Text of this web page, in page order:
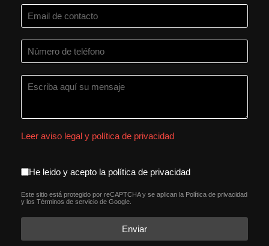
Leer aviso legal y política de privacidad
aceptacion política de
He leido y acepto la política de privacidad
reCAPTCHA*
Este sitio está protegido por reCAPTCHA y se aplican la Política de privacidad
y los Términos de servicio de Google.
Enviar